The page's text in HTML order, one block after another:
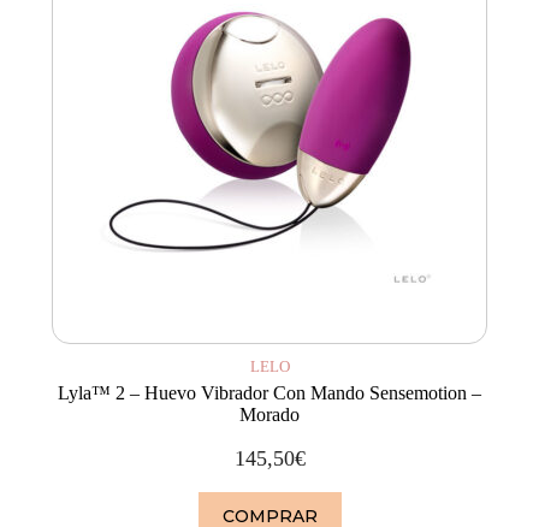
LELO
Lyla™ 2 – Huevo Vibrador Con Mando Sensemotion –
Morado
145,50€
COMPRAR